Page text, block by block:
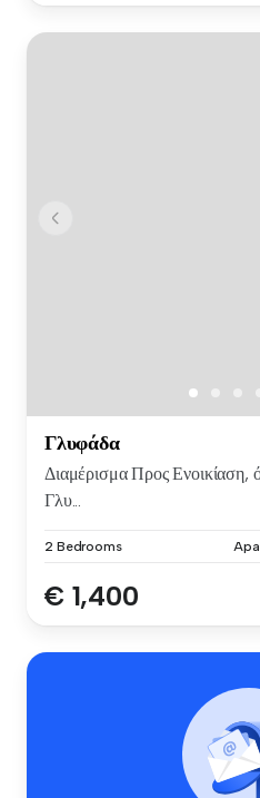
Γλυφάδα
Διαμέρισμα Προς Ενοικίαση,
Γλυ...
2 Bedrooms
€ 1,400